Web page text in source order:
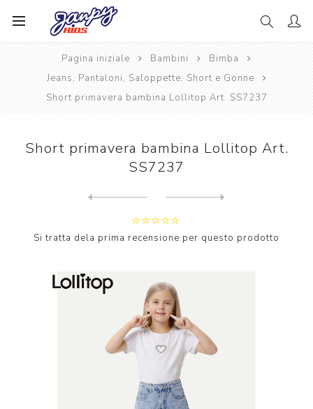
Pagina iniziale Bambini
Bimba
Jeans, Pantaloni, Saloppette, Short e Gonne
Short primavera bambina Lollitop Art. SS7237
Short primavera bambina Lollitop Art.
SS7237
Si tratta dela prima recensione per questo prodotto